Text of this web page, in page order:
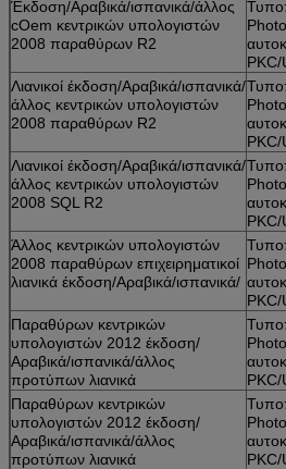
Έκδοση/Αραβικά/ισπανικά/άλλος
cOem κεντρικών υπολογιστών
2008 παραθύρων R2
Λιανικοί έκδοση/Αραβικά/ισπανικά/
άλλος κεντρικών υπολογιστών
2008 παραθύρων R2
Λιανικοί έκδοση/Αραβικά/ισπανικά/
άλλος κεντρικών υπολογιστών
2008 SQL R2
Άλλος κεντρικών υπολογιστών
2008 παραθύρων επιχειρηματικοί
λιανικά έκδοση/Αραβικά/ισπανικά/
Παραθύρων κεντρικών
υπολογιστών 2012 έκδοση/
Αραβικά/ισπανικά/άλλος
προτύπων λιανικά
Παραθύρων κεντρικών
υπολογιστών 2012 έκδοση/
Αραβικά/ισπανικά/άλλος
προτύπων λιανικά